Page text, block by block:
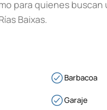
para quienes
Baixas.
Barbacoa
Garaje